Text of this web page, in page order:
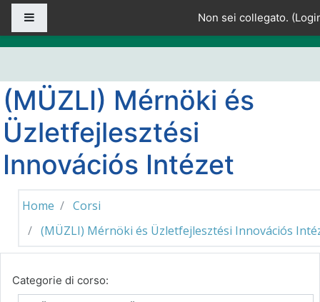
Vai al contenuto principale
Non sei collegato. (
(MÜZLI) Mérnöki és
Üzletfejlesztési
Innovációs Intézet
Home
Corsi
(MÜZLI) Mérnöki és Üzletfejlesztési Innovációs
Categorie di corso: